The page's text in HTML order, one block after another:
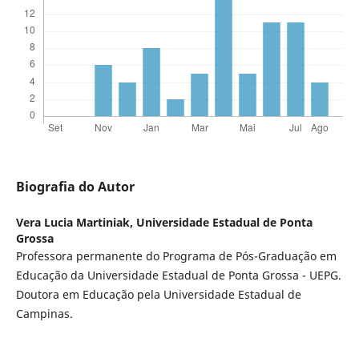
Biografia do Autor
Vera Lucia Martiniak, Universidade Estadual de Ponta
Grossa
Professora permanente do Programa de Pós-Graduação em
Educação da Universidade Estadual de Ponta Grossa - UEPG.
Doutora em Educação pela Universidade Estadual de
Campinas.